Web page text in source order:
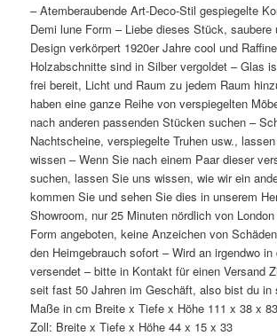
– Atemberaubende Art-Deco-Stil gespiegelte
Demi lune Form – Liebe dieses Stück, saubere
Design verkörpert 1920er Jahre cool und
Holzabschnitte sind in Silber vergoldet – Glas
frei bereit, Licht und Raum zu jedem Raum
haben eine ganze Reihe von verspiegelten
nach anderen passenden Stücken suchen –
Nachtscheine, verspiegelte Truhen usw.,
wissen – Wenn Sie nach einem Paar dieser
suchen, lassen Sie uns wissen, wie wir ein
kommen Sie und sehen Sie dies in unserem
Showroom, nur 25 Minuten nördlich von
Form angeboten, keine Anzeichen von
den Heimgebrauch sofort – Wird an irgendwo in
versendet – bitte in Kontakt für einen Versand
seit fast 50 Jahren im Geschäft, also bist du in
Maße in cm Breite x Tiefe x Höhe 111 x 38 x
Zoll: Breite x Tiefe x Höhe 44 x 15 x 33